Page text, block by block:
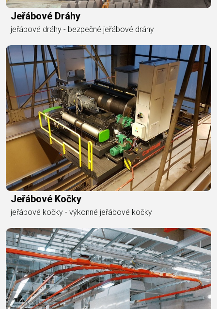
Jeřábové Dráhy
jeřábové dráhy - bezpečné jeřábové dráhy
Jeřábové Kočky
jeřábové kočky - výkonné jeřábové kočky